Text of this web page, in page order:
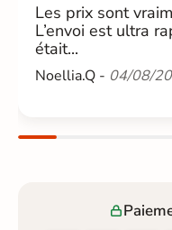
Les prix sont
L’envoi est ultra
était...
Noellia.Q - 04/08/